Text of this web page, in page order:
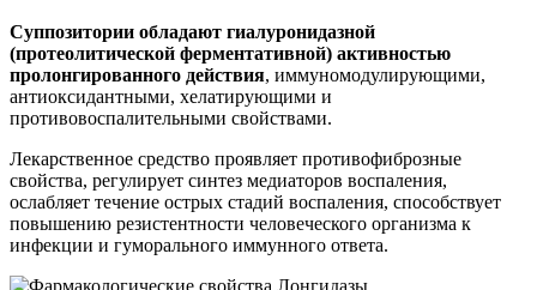
Суппозитории обладают гиалуронидазной
(протеолитической ферментативной) активностью
пролонгированного действия, иммуномодулирующими,
антиоксидантными, хелатирующими и
противовоспалительными свойствами.
Лекарственное средство проявляет противофиброзные
свойства, регулирует синтез медиаторов воспаления,
ослабляет течение острых стадий воспаления, способствует
повышению резистентности человеческого организма к
инфекции и гуморального иммунного ответа.